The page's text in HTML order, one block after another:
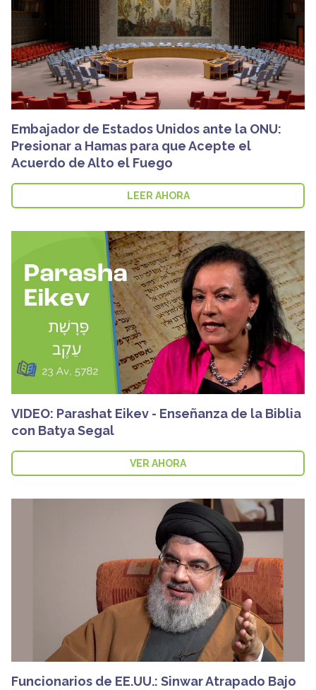
Embajador de Estados Unidos ante la ONU:
Presionar a Hamas para que Acepte el
Acuerdo de Alto el Fuego
LEER AHORA
VIDEO: Parashat Eikev - Enseñanza de la Biblia
con Batya Segal
VER AHORA
Funcionarios de EE.UU.: Sinwar Atrapado Bajo